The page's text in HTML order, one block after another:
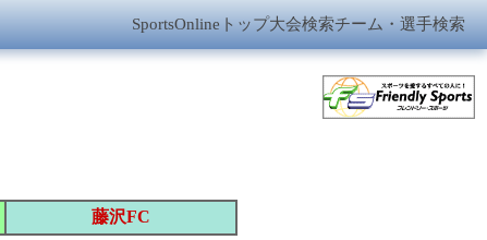
SportsOnlineトップ大会検索チーム・選手検索
藤沢FC